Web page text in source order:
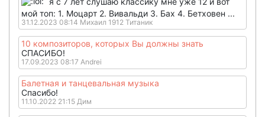
мой топ: 1. Моцарт 2. Вивальди 3. Бах 4. Бетховен ...
31.12.2023 08:14 Михаил 1912 Титаник
10 композиторов, которых Вы должны знать
СПАСИБО!
17.09.2023 08:17 Andrei
Балетная и танцевальная музыка
Спасибо!
11.10.2022 21:15 Дим